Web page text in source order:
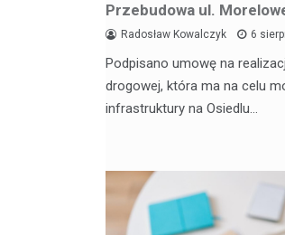
Przebudowa ul.
Radosław Kowalczyk 6
Podpisano umowę na
drogowej, która ma na celu
infrastruktury na Osiedlu…